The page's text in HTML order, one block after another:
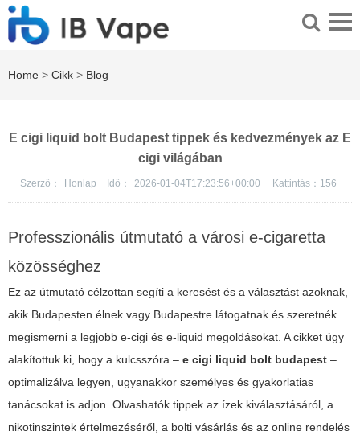
Home > Cikk > Blog
E cigi liquid bolt Budapest tippek és kedvezmények az E
cigi világában
Szerző： Honlap Idő： 2026-01-04T17:23:56+00:00 Kattintás： 156
Professzionális útmutató a városi e-cigaretta
közösséghez
Ez az útmutató célzottan segíti a keresést és a választást azoknak,
akik Budapesten élnek vagy Budapestre látogatnak és szeretnék
megismerni a legjobb e-cigi és e-liquid megoldásokat. A cikket úgy
alakítottuk ki, hogy a kulcsszóra – e cigi liquid bolt budapest –
optimalizálva legyen, ugyanakkor személyes és gyakorlatias
tanácsokat is adjon. Olvashatók tippek az ízek kiválasztásáról, a
nikotinszintek értelmezéséről, a bolti vásárlás és az online rendelés